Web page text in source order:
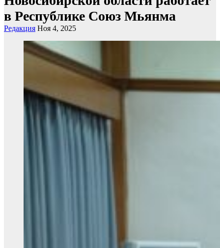
в Республике Союз Мьянма
Редакция Ноя 4, 2025